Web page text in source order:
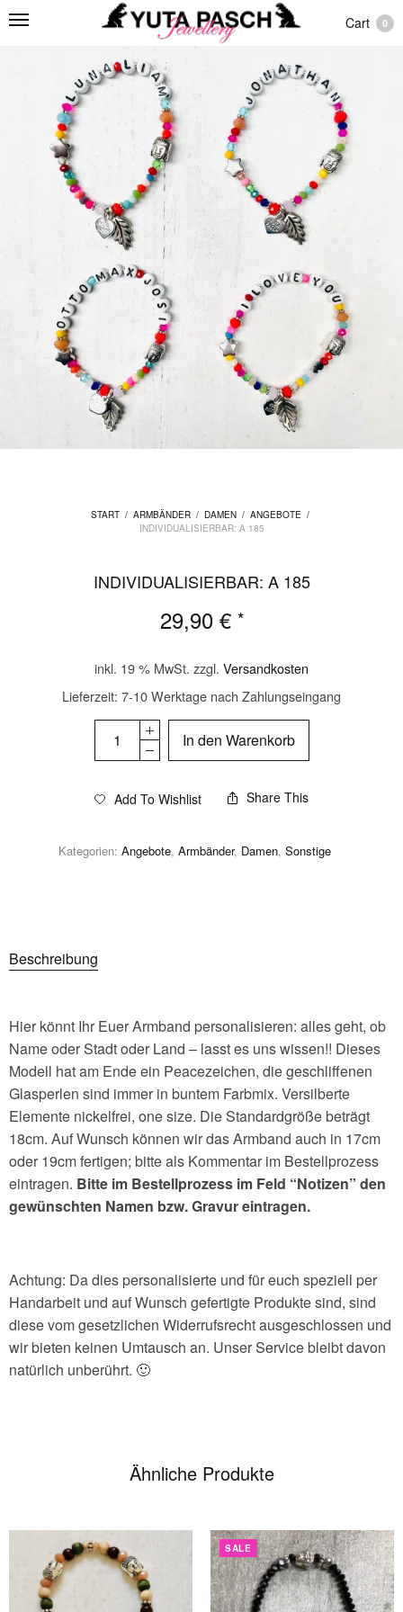
Cart 0
START / ARMBÄNDER / DAMEN / ANGEBOTE /
INDIVIDUALISIERBAR: A 185
INDIVIDUALISIERBAR: A 185
29,90 € *
inkl. 19 % MwSt. zzgl. Versandkosten
Lieferzeit: 7-10 Werktage nach Zahlungseingang
In den Warenkorb
Add To Wishlist Share This
Kategorien: Angebote, Armbänder, Damen, Sonstige
Beschreibung
Hier könnt Ihr Euer Armband personalisieren: alles geht, ob
Name oder Stadt oder Land – lasst es uns wissen!! Dieses
Modell hat am Ende ein Peacezeichen, die geschliffenen
Glasperlen sind immer in buntem Farbmix. Versilberte
Elemente nickelfrei, one size. Die Standardgröße beträgt
18cm. Auf Wunsch können wir das Armband auch in 17cm
oder 19cm fertigen; bitte als Kommentar im Bestellprozess
eintragen. Bitte im Bestellprozess im Feld “Notizen” den
gewünschten Namen bzw. Gravur eintragen.
Achtung: Da dies personalisierte und für euch speziell per
Handarbeit und auf Wunsch gefertigte Produkte sind, sind
diese vom gesetzlichen Widerrufsrecht ausgeschlossen und
wir bieten keinen Umtausch an. Unser Service bleibt davon
natürlich unberührt. 🙂
Ähnliche Produkte
SALE